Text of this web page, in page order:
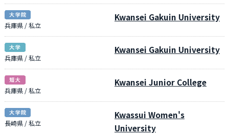
兵庫県 / 私立
Kwansei Gakuin University
兵庫県 / 私立
Kwansei Gakuin University
兵庫県 / 私立
Kwansei Junior College
長崎県 / 私立
Kwassui Women's
University